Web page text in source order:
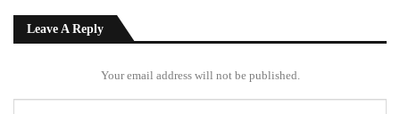
Leave A Reply
Your email address will not be published.